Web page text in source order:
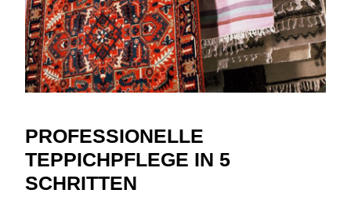
PROFESSIONELLE
TEPPICHPFLEGE IN 5
SCHRITTEN